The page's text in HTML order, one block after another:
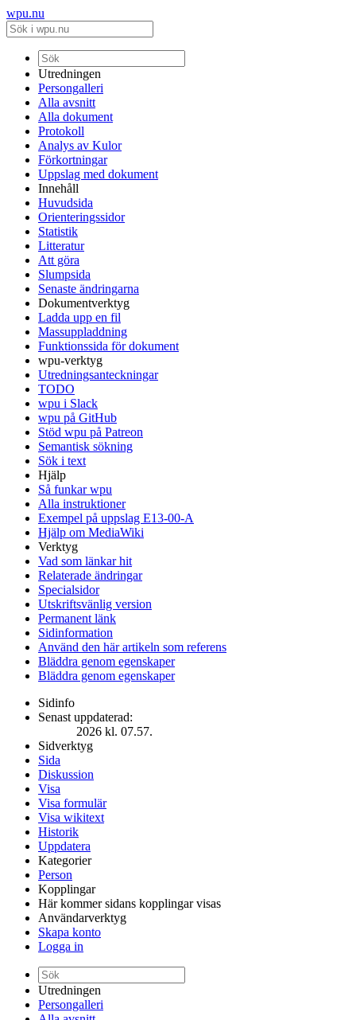
wpu.nu
Utredningen
Persongalleri
Alla avsnitt
Alla dokument
Protokoll
Analys av Kulor
Förkortningar
Uppslag med dokument
Innehåll
Huvudsida
Orienteringssidor
Statistik
Litteratur
Att göra
Slumpsida
Senaste ändringarna
Dokumentverktyg
Ladda upp en fil
Massuppladdning
Funktionssida för dokument
wpu-verktyg
Utredningsanteckningar
TODO
wpu i Slack
wpu på GitHub
Stöd wpu på Patreon
Semantisk sökning
Sök i text
Hjälp
Så funkar wpu
Alla instruktioner
Exempel på uppslag E13-00-A
Hjälp om MediaWiki
Verktyg
Vad som länkar hit
Relaterade ändringar
Specialsidor
Utskriftsvänlig version
Permanent länk
Sidinformation
Använd den här artikeln som referens
Bläddra genom egenskaper
Bläddra genom egenskaper
Sidinfo
Senast uppdaterad:
2026 kl. 07.57.
Sidverktyg
Sida
Diskussion
Visa
Visa formulär
Visa wikitext
Historik
Uppdatera
Kategorier
Person
Kopplingar
Här kommer sidans kopplingar visas
Användarverktyg
Skapa konto
Logga in
Utredningen
Persongalleri